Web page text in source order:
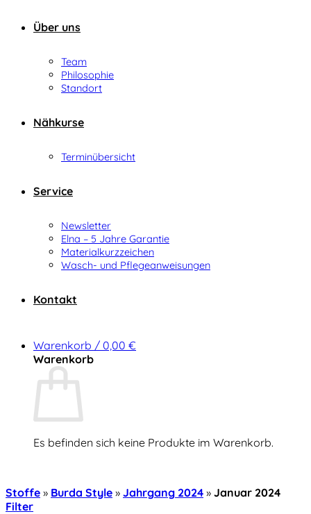
Über uns
Team
Philosophie
Standort
Nähkurse
Terminübersicht
Service
Newsletter
Elna – 5 Jahre Garantie
Materialkurzzeichen
Wasch- und Pflegeanweisungen
Kontakt
Warenkorb / 0,00 €
Warenkorb
Es befinden sich keine Produkte im Warenkorb.
Stoffe » Burda Style » Jahrgang 2024 » Januar 2024
Filter